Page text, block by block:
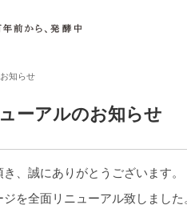
知らせ
ーアルのお知らせ
、誠にありがとうございます。
を全面リニューアル致しました。